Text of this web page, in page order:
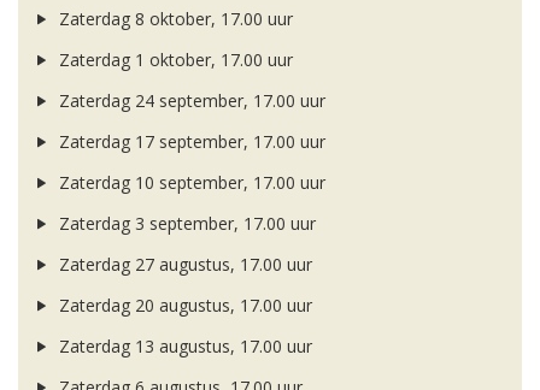
Zaterdag 8 oktober, 17.00 uur
Zaterdag 1 oktober, 17.00 uur
Zaterdag 24 september, 17.00 uur
Zaterdag 17 september, 17.00 uur
Zaterdag 10 september, 17.00 uur
Zaterdag 3 september, 17.00 uur
Zaterdag 27 augustus, 17.00 uur
Zaterdag 20 augustus, 17.00 uur
Zaterdag 13 augustus, 17.00 uur